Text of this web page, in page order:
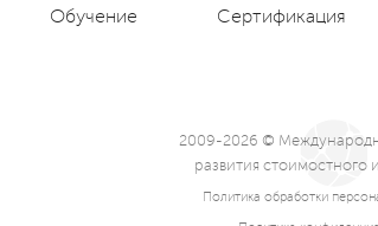
Обучение Сертификация
2009-2026 ©
развития стоимостного
Политика обработки